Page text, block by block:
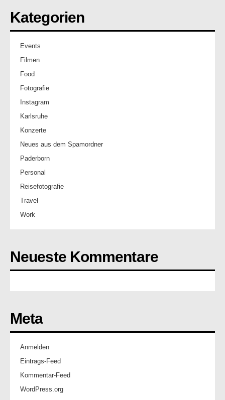
Kategorien
Events
Filmen
Food
Fotografie
Instagram
Karlsruhe
Konzerte
Neues aus dem Spamordner
Paderborn
Personal
Reisefotografie
Travel
Work
Neueste Kommentare
Meta
Anmelden
Eintrags-Feed
Kommentar-Feed
WordPress.org